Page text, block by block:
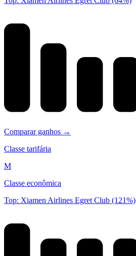
Comparar ganhos →
Classe tarifária
M
Classe econômica
Top: Xiamen Airlines Egret Club (121%)